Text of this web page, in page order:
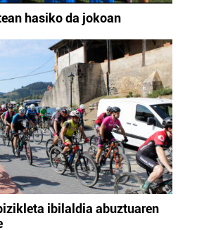
hasiko da jokoan
ibilaldia abuztuaren